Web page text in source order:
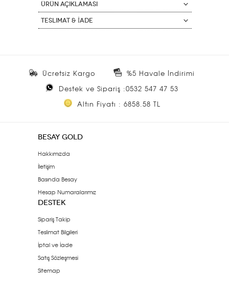
ÜRÜN AÇIKLAMASI
Teslimat & İade
Ücretsiz Kargo
%5 Havale İndirimi
Destek ve Sipariş :0532 547 47 53
Altın Fiyatı : 6858.58 TL
BESAY GOLD
Hakkımızda
İletişim
Basında Besay
Hesap Numaralarımız
DESTEK
Sipariş Takip
Teslimat Bilgileri
İptal ve İade
Satış Sözleşmesi
Sitemap